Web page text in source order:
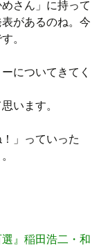
さん」に持って
があるのね。今
。
についてきてく
います。
」っていった
』稲田浩二・和